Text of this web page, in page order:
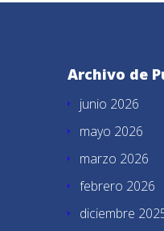
Archivo de
junio 2026
mayo 2026
marzo 2026
febrero 2026
diciembre